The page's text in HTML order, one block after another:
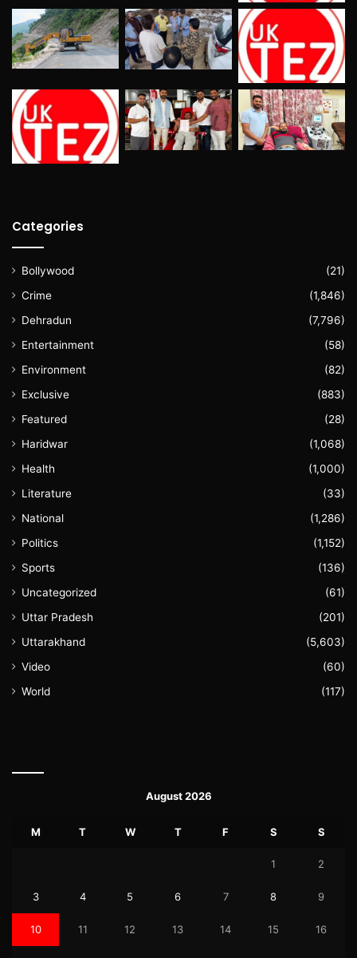
Categories
Bollywood
(21)
Crime
(1,846)
Dehradun
(7,796)
Entertainment
(58)
Environment
(82)
Exclusive
(883)
Featured
(28)
Haridwar
(1,068)
Health
(1,000)
Literature
(33)
National
(1,286)
Politics
(1,152)
Sports
(136)
Uncategorized
(61)
Uttar Pradesh
(201)
Uttarakhand
(5,603)
Video
(60)
World
(117)
August 2026
M T W T F S S
1 2
3 4 5 6 7 8 9
10 11 12 13 14 15 16